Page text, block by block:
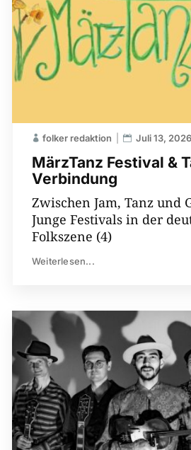
MärzTanz Festival &
Verbindung
folker redaktion Juli 13, 2026
Zwischen Jam, Tanz und
Junge Festivals in der
Folkszene (4)
Weiterlesen...